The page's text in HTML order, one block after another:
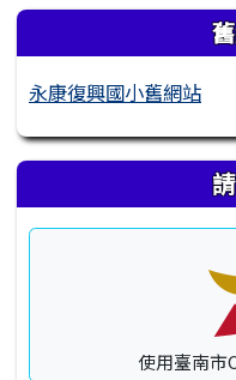
右邊區域內容
永康復興國小舊網站
使用臺南市